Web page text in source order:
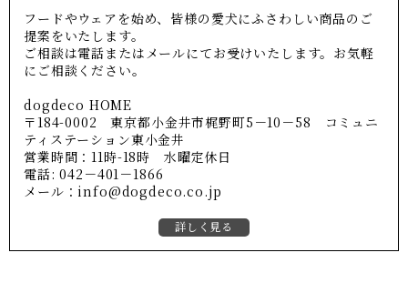
フードやウェアを始め、皆様の愛犬にふさわしい商品のご
提案をいたします。
ご相談は電話またはメールにてお受けいたします。お気軽
にご相談ください。
dogdeco HOME
〒184-0002 東京都小金井市梶野町5－10－58 コミュニ
ティステーション東小金井
営業時間：11時-18時 水曜定休日
電話: 042－401－1866
メール：info@dogdeco.co.jp
詳しく見る